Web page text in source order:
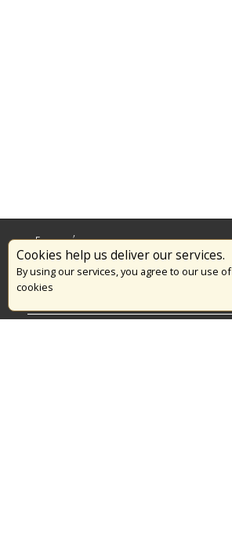
Cookies help us deliver our services.
By using our services, you agree to our use of
cookies
Επικαιρότητα
Το Πυροσβεστικό Σώμα